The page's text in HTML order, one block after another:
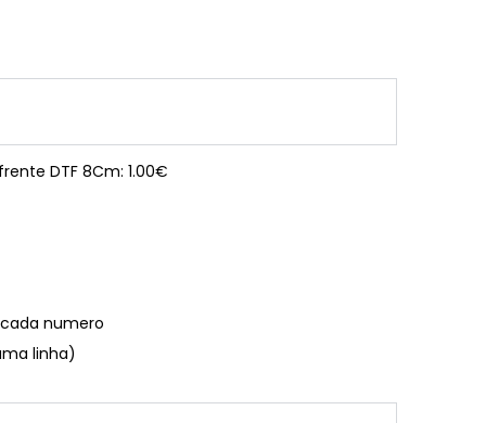
DTF 8Cm: 1.00€
cada numero
linha)